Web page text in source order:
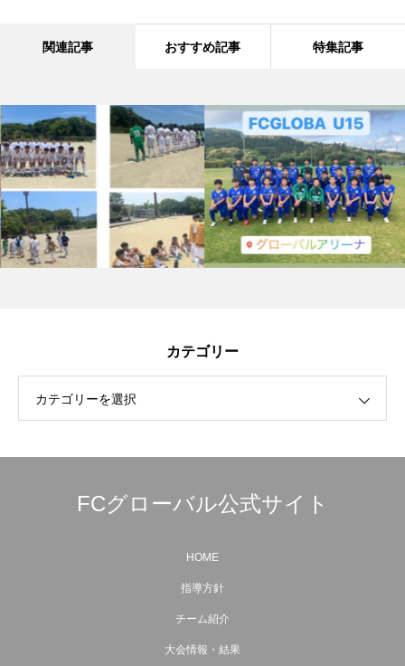
関連記事 おすすめ記事 特集記事
カテゴリー
カテゴリーを選択
FCグローバル公式サイト
HOME
指導方針
チーム紹介
大会情報・結果